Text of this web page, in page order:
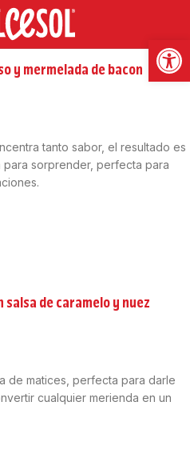
y mermelada de bacon
tanto sabor, el resultado es
para sorprender, perfecta para
de caramelo y nuez
de matices, perfecta para darle
cualquier merienda en un